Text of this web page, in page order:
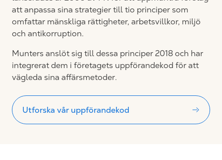
att anpassa sina strategier till tio principer som
omfattar mänskliga rättigheter, arbetsvillkor, miljö
och antikorruption.
Munters anslöt sig till dessa principer 2018 och har
integrerat dem i företagets uppförandekod för att
vägleda sina affärsmetoder.
Utforska vår uppförandekod